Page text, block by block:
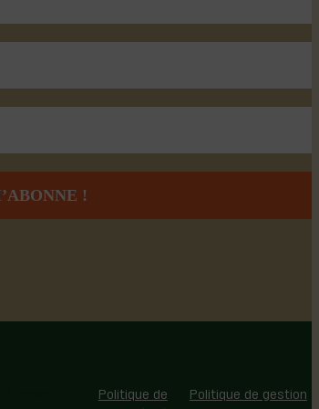
Politique de
Politique de gestion